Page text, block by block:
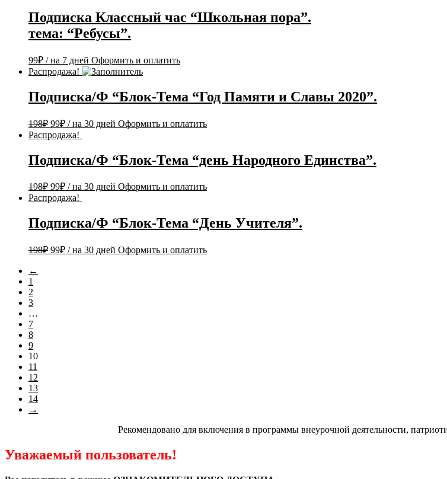
Подписка Классный час “Школьная пора”.
тема: “Ребусы”.
99₽ / на 7 дней Оформить и оплатить
Распродажа!
Подписка/Ф “Блок-Тема “Год Памяти и Славы 2020”.
198₽ 99₽ / на 30 дней Оформить и оплатить
Распродажа!
Подписка/Ф “Блок-Тема “день Народного Единства”.
198₽ 99₽ / на 30 дней Оформить и оплатить
Распродажа!
Подписка/Ф “Блок-Тема “День Учителя”.
198₽ 99₽ / на 30 дней Оформить и оплатить
←
1
2
3
…
7
8
9
10
11
12
13
14
→
Рекомендовано для включения в программы внеурочной деятельности,
Уважаемый пользователь!